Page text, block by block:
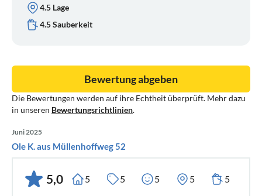
4.5 Lage
4.5 Sauberkeit
Die Bewertungen werden auf ihre Echtheit überprüft. Mehr dazu
in unseren Bewertungsrichtlinien.
Bewertung abgeben
Juni 2025
Ole K. aus Müllenhoffweg 52
5,0 5 5 5 5 5